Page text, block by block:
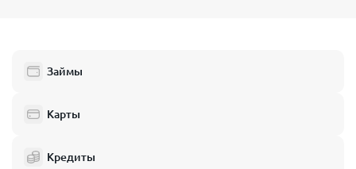
Займы
Карты
Кредиты